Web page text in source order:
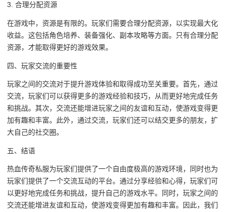
3. 合理分配资源
在游戏中，资源是有限的。玩家们需要合理分配资源，以实现最大化
收益。这包括角色培养、装备强化、副本攻略等方面。只有合理分配
资源，才能取得更好的游戏效果。
四、玩家交流的重要性
玩家之间的交流对于提升游戏体验和取得成功至关重要。首先，通过
交流，玩家们可以获得更多的游戏经验和技巧，从而更好地完成任务
和挑战。其次，交流还能增进玩家之间的友谊和互动，使游戏变得更
加有趣和丰富。此外，通过交流，玩家们还可以结交更多的朋友，扩
大自己的社交圈。
五、结语
热血传奇私服为玩家们提供了一个自由度极高的游戏环境，同时也为
玩家们提供了一个交流互动的平台。通过分享经验和心得，玩家们可
以更好地完成任务和挑战，提升自己的游戏水平。同时，玩家之间的
交流还能增进友谊和互动，使游戏变得更加有趣和丰富。因此，我们